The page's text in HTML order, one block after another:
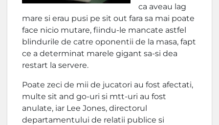
ca aveau lag
mare si erau pusi pe sit out fara sa mai poate
face nicio mutare, fiindu-le mancate astfel
blindurile de catre oponentii de la masa, fapt
ce a determinat marele gigant sa-si dea
restart la servere.
Poate zeci de mii de jucatori au fost afectati,
multe sit and go-uri si mtt-uri au fost
anulate, iar Lee Jones, directorul
departamentului de relatii publice si